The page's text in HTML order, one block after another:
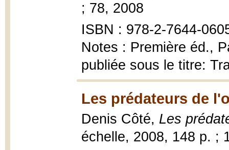
; 78, 2008
ISBN : 978-2-7644-
Notes : Première éd.,
publiée sous le titre:
Les prédateurs de
Denis Côté, Les
échelle, 2008, 148 p. ;